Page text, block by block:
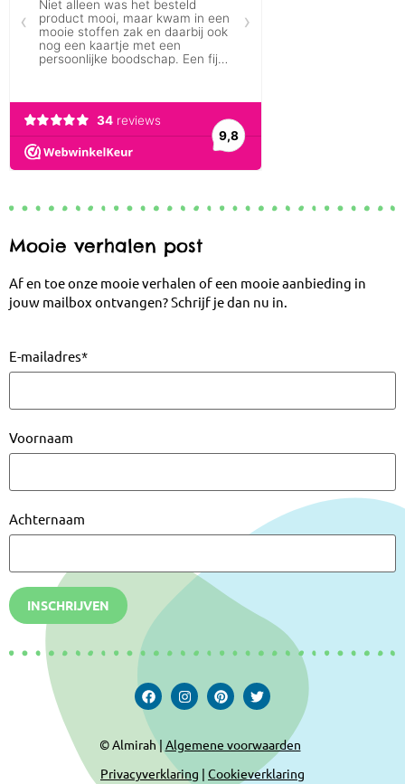
Mooie verhalen post
Af en toe onze mooie verhalen of een mooie aanbieding in
jouw mailbox ontvangen? Schrijf je dan nu in.
E-mailadres*
Voornaam
Achternaam
INSCHRIJVEN
© Almirah | Algemene voorwaarden
Privacyverklaring | Cookieverklaring